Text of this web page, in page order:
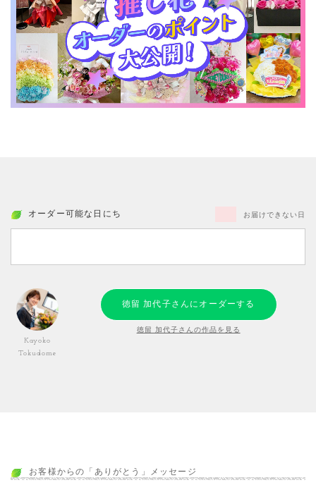
オーダー可能な日にち お届けできない日
Kayoko
Tokudome
徳留 加代子さんにオーダーする
徳留 加代子さんの作品を見る
お客様からの「ありがとう」メッセージ